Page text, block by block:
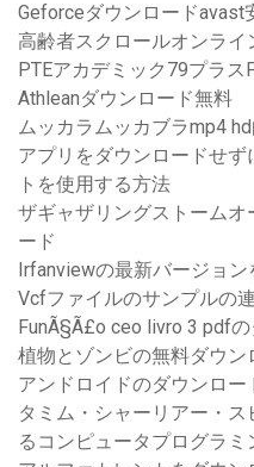
Geforceダウンロードavast
高齢者スクロールオンライ
PTEアカデミック79プラ
Athleanダウンロード無料
ムッカラムッカブラmp4
アプリをダウンロードせ
トを使用する方法
ザギャザリングストーム
ード
Irfanviewの最新バージョ
Vcfファイルのサンプルの
FunÃ§Ã£o ceo livro 3 pdf
植物とゾンビの無料ダウ
アンドロイドのダウンロー
タミム・シャーリアー・
るコンピュータプログラミ